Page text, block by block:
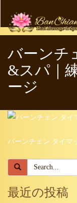
バーンチ
&スパ｜
ージ
バーンチェン タイマ
最近の投稿